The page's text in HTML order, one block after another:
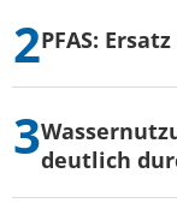
PFAS:
deutlich